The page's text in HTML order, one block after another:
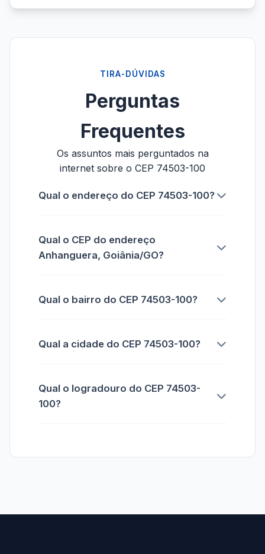
TIRA-DÚVIDAS
Perguntas
Frequentes
Os assuntos mais perguntados na
internet sobre o CEP 74503-100
Qual o endereço do CEP 74503-100?
Qual o CEP do endereço
Anhanguera, Goiânia/GO?
Qual o bairro do CEP 74503-100?
Qual a cidade do CEP 74503-100?
Qual o logradouro do CEP 74503-
100?